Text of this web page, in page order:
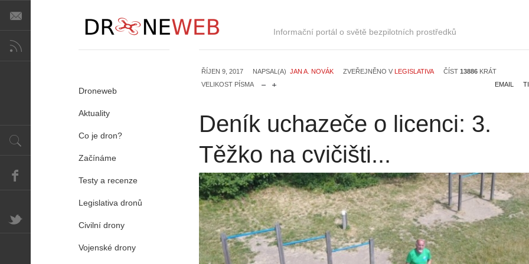
Informační portál o světě bezpilotních prostředků
ŘÍJEN 9, 2017 NAPSAL(A) JAN A. NOVÁK ZVEŘEJNĚNO V LEGISLATIVA ČÍST 13886 KRÁT
VELIKOST PÍSMA
EMAIL
Deník uchazeče o licenci: 3.
Těžko na cvičišti...
Droneweb
Aktuality
Co je dron?
Začínáme
Testy a recenze
Legislativa dronů
Civilní drony
Vojenské drony